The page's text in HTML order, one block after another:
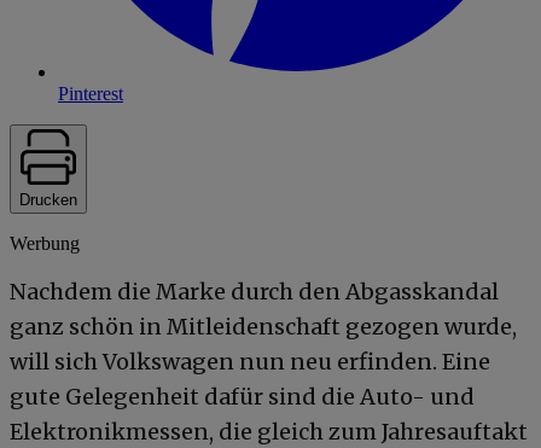
Pinterest
Drucken
Werbung
Nachdem die Marke durch den Abgasskandal
ganz schön in Mitleidenschaft gezogen wurde,
will sich Volkswagen nun neu erfinden. Eine
gute Gelegenheit dafür sind die Auto- und
Elektronikmessen, die gleich zum Jahresauftakt